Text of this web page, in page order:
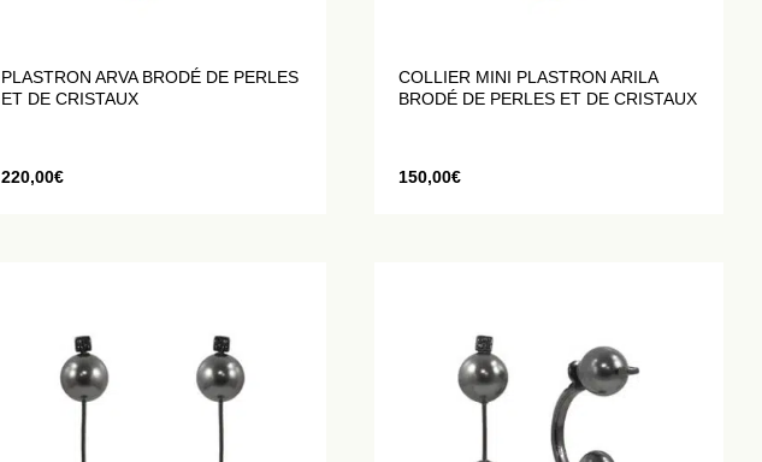
PLASTRON ARVA BRODÉ DE PERLES
ET DE CRISTAUX
220,00€
COLLIER MINI PLASTRON ARILA
BRODÉ DE PERLES ET DE CRISTAUX
150,00€